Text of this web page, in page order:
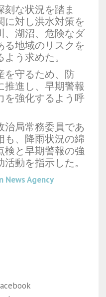
刻な状況を踏ま
に対し洪水対策を
、湖沼、危険なダ
る地域のリスクを
う求めた。
を守るため、防
推進し、早期警報
を強化するよう呼
治局常務委員であ
も、降雨状況の綿
検と早期警報の強
動を指示した。
News Agency